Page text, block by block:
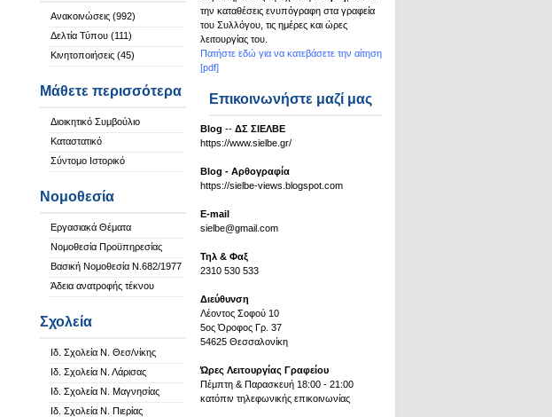
την καταθέσεις ενυπόγραφη στα γραφεία
του Συλλόγου, τις ημέρες και ώρες
λειτουργίας του.
Πατήστε εδώ για να κατεβάσετε την αίτηση
[pdf]
Επικοινωνήστε μαζί μας
Βlog -- ΔΣ ΣΙΕΛΒΕ
https://www.sielbe.gr/
Blog - Αρθογραφία
https://sielbe-views.blogspot.com
Ε-mail
sielbe@gmail.com
Τηλ & Φαξ
2310 530 533
Διεύθυνση
Λέοντος Σοφού 10
5ος Όροφος Γρ. 37
54625 Θεσσαλονίκη
Ώρες Λειτουργίας Γραφείου
Πέμπτη & Παρασκευή 18:00 - 21:00
κατόπιν τηλεφωνικής επικοινωνίας
Ανακοινώσεις (992)
Δελτία Τύπου (111)
Κινητοποιήσεις (45)
Μάθετε περισσότερα
Διοικητικό Συμβούλιο
Καταστατικό
Σύντομο Ιστορικό
Νομοθεσία
Εργασιακά Θέματα
Νομοθεσία Προϋπηρεσίας
Βασική Νομοθεσία Ν.682/1977
Άδεια ανατροφής τέκνου
Σχολεία
Ιδ. Σχολεία Ν. Θεσ/νίκης
Ιδ. Σχολεία Ν. Λάρισας
Ιδ. Σχολεία Ν. Μαγνησίας
Ιδ. Σχολεία Ν. Πιερίας